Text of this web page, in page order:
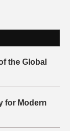
the Global
for Modern